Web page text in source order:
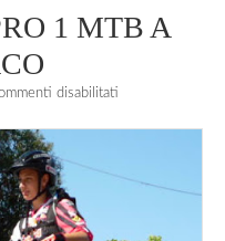
1 MTB A
disabilitati
PRO
BENACO